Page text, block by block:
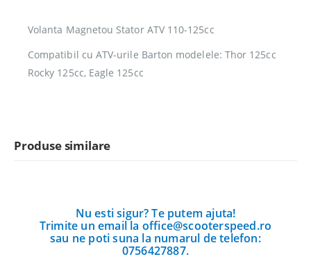
Volanta Magnetou Stator ATV 110-125cc
Compatibil cu ATV-urile Barton modelele: Thor 125cc
Rocky 125cc, Eagle 125cc
Produse similare
Nu esti sigur? Te putem ajuta!
Trimite un email la office@scooterspeed.ro
sau ne poti suna la numarul de telefon:
0756427887.